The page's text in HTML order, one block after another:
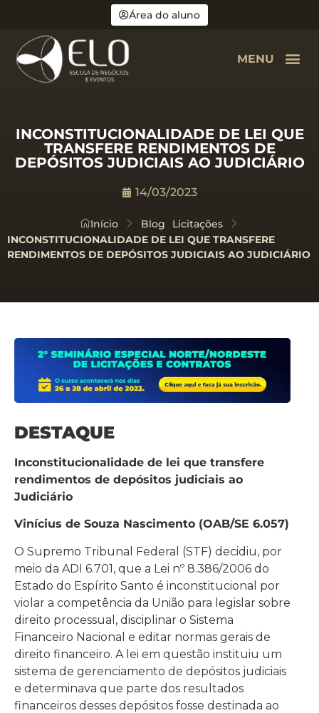
Área do aluno
MENU
INCONSTITUCIONALIDADE DE LEI QUE
TRANSFERE RENDIMENTOS DE
DEPÓSITOS JUDICIAIS AO JUDICIÁRIO
14/03/2023
Início Blog
Licitações
INCONSTITUCIONALIDADE DE LEI QUE TRANSFERE
RENDIMENTOS DE DEPÓSITOS JUDICIAIS AO JUDICIÁRIO
DESTAQUE
Inconstitucionalidade de lei que transfere
rendimentos de depósitos judiciais ao
Judiciário
Vinícius de Souza Nascimento (OAB/SE 6.057)
O Supremo Tribunal Federal (STF) decidiu, por
meio da ADI 6.701, que a Lei nº 8.386/2006 do
Estado do Espírito Santo é inconstitucional por
violar a competência da União para legislar sobre
direito processual, disciplinar o Sistema
Financeiro Nacional e editar normas gerais de
direito financeiro. A lei em questão instituiu um
sistema de gerenciamento de depósitos judiciais
e determinava que parte dos resultados
financeiros desses depósitos fosse destinada ao